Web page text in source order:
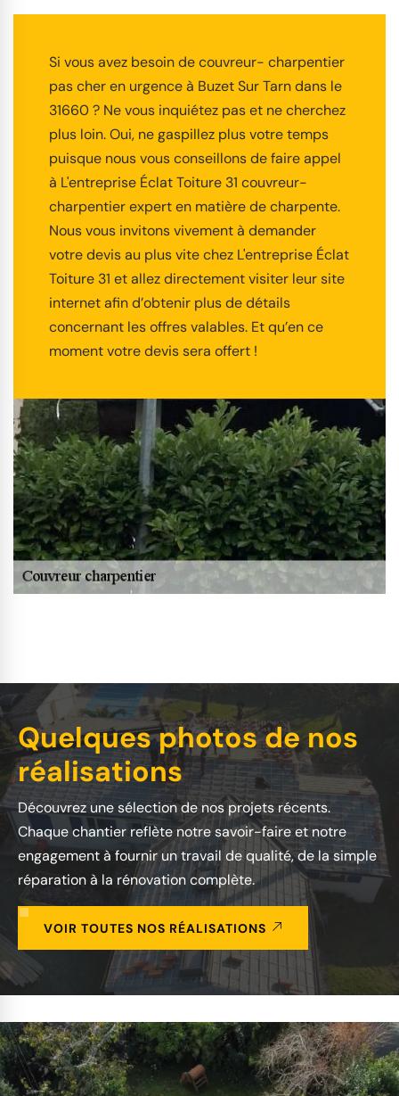
Si vous avez besoin de couvreur- charpentier
pas cher en urgence à Buzet Sur Tarn dans le
31660 ? Ne vous inquiétez pas et ne cherchez
plus loin. Oui, ne gaspillez plus votre temps
puisque nous vous conseillons de faire appel
à L'entreprise Éclat Toiture 31 couvreur-
charpentier expert en matière de charpente.
Nous vous invitons vivement à demander
votre devis au plus vite chez L'entreprise Éclat
Toiture 31 et allez directement visiter leur site
internet afin d’obtenir plus de détails
concernant les offres valables. Et qu’en ce
moment votre devis sera offert !
Quelques photos de nos
réalisations
Découvrez une sélection de nos projets récents.
Chaque chantier reflète notre savoir-faire et notre
engagement à fournir un travail de qualité, de la simple
réparation à la rénovation complète.
VOIR TOUTES NOS RÉALISATIONS